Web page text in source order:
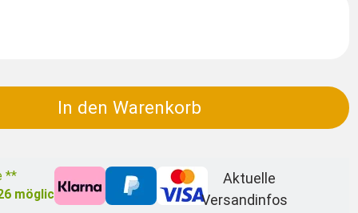
In den Warenkorb
**
möglich
Aktuelle
Versandinfos